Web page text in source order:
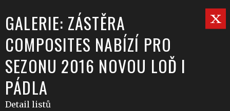
GALERIE: ZÁSTĚRA
COMPOSITES NABÍZÍ PRO
SEZONU 2016 NOVOU LOĎ I
PÁDLA
Detail listů